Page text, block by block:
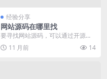
经验分享
网站源码在哪里找
要寻找网站源码，可以通过开源社
区、代码托管平台、开发者论坛等
渠道。GitHub、...
11 月前 14